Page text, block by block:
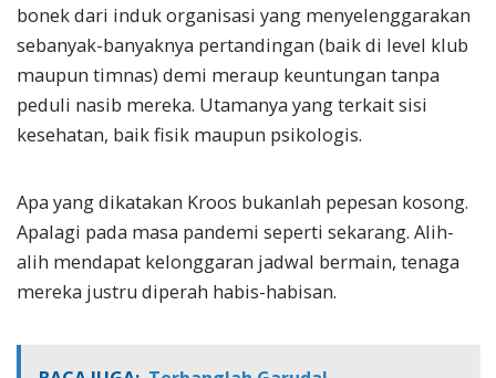
bonek dari induk organisasi yang menyelenggarakan
sebanyak-banyaknya pertandingan (baik di level klub
maupun timnas) demi meraup keuntungan tanpa
peduli nasib mereka. Utamanya yang terkait sisi
kesehatan, baik fisik maupun psikologis.
Apa yang dikatakan Kroos bukanlah pepesan kosong.
Apalagi pada masa pandemi seperti sekarang. Alih-
alih mendapat kelonggaran jadwal bermain, tenaga
mereka justru diperah habis-habisan.